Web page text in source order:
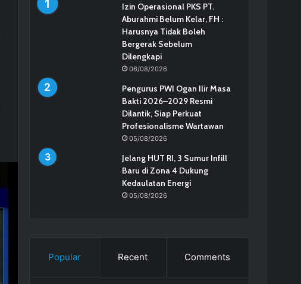
Izin Operasional PKS PT.
Aburahmi Belum Kelar, FH :
Harusnya Tidak Boleh
Bergerak Sebelum
Dilengkapi
06/08/2026
Pengurus PWI Ogan Ilir Masa
Bakti 2026–2029 Resmi
Dilantik, Siap Perkuat
Profesionalisme Wartawan
05/08/2026
Jelang HUT RI, 3 Sumur Infill
Baru di Zona 4 Dukung
Kedaulatan Energi
05/08/2026
Popular Recent Comments